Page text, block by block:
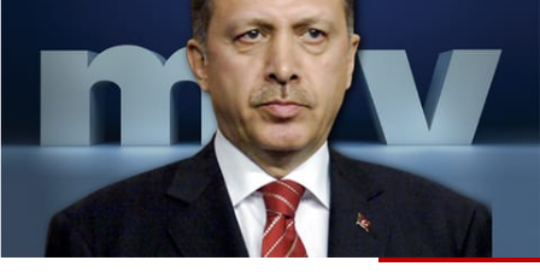
البرامج
جدول البرامج
شاهد البرامج
الترددات